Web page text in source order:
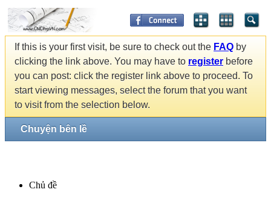
If this is your first visit, be sure to check out the FAQ by
clicking the link above. You may have to register before
you can post: click the register link above to proceed. To
start viewing messages, select the forum that you want
to visit from the selection below.
Chuyện bên lề
Chủ đề